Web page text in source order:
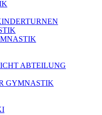
ABTEILUNG
GYMNASTIK